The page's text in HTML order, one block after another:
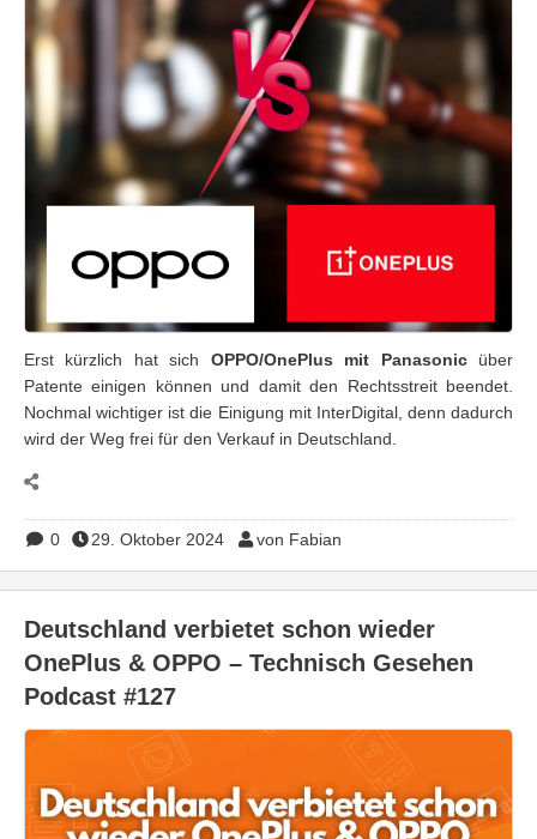
Erst kürzlich hat sich OPPO/OnePlus mit Panasonicüber
Patente einigen können und damit den Rechtsstreit beendet.
Nochmal wichtiger ist die Einigung mit InterDigital, denn dadurch
wird der Weg frei für den Verkauf in Deutschland.
0 29. Oktober 2024 von Fabian
Deutschland verbietet schon wieder
OnePlus & OPPO – Technisch Gesehen
Podcast #127